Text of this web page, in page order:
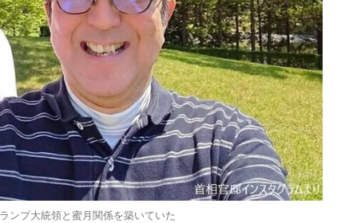
ンプ大統領と蜜月関係を築いていた